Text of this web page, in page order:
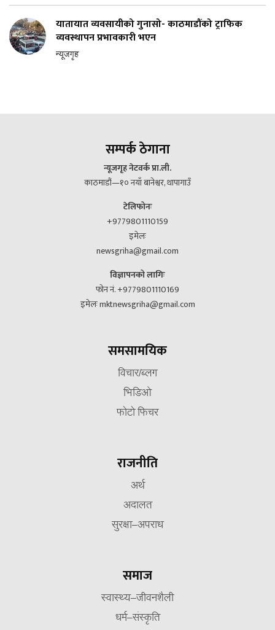
यातायात व्यवसायीको गुनासो- काठमाडौंको ट्राफिक
व्यवस्थापन प्रभावकारी भएन
न्यूजगृह
सम्पर्क ठेगाना
न्यूजगृह नेटवर्क प्रा.ली.
काठमाडौं—१० नयाँ बानेश्वर, थापागाउँ
टेलिफोनः
+9779801110159
इमेलः
newsgriha@gmail.com
विज्ञापनको लागिः
फोन नं. +9779801110169
इमेलः mktnewsgriha@gmail.com
समसामयिक
विचार/ब्लग
भिडिओ
फोटो फिचर
राजनीति
अर्थ
अदालत
सुरक्षा–अपराध
समाज
स्वास्थ्य–जीवनशैली
धर्म–संस्कृति